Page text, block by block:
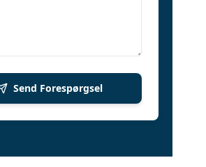
Send Forespørgsel